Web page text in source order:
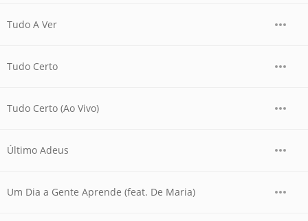
Tudo A Ver
Tudo Certo
Tudo Certo (Ao Vivo)
Último Adeus
Um Dia a Gente Aprende (feat. De Maria)